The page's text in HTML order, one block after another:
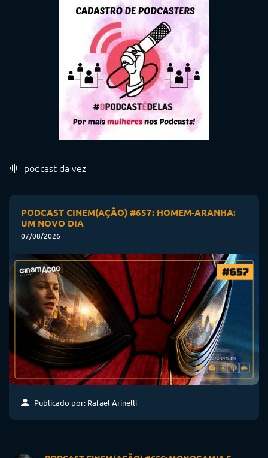
podcast da vez
PODCAST CINEM(AÇÃO) #657: HOMEM-ARANHA:
UM NOVO DIA
07/08/2026
Publicado por: Rafael Arinelli